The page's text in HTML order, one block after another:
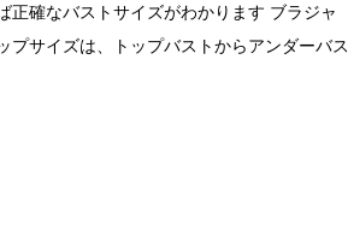
正確なバストサイズがわかります ブラジャ
プサイズは、トップバストからアンダーバス